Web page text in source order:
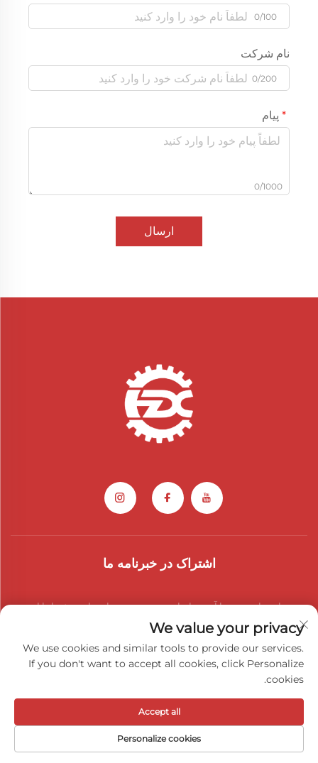
0/100
نام شرکت
0/200
پیام
0/1000
ارسال
اشتراک در خبرنامه ما
به خبرنامه ما بپیوندید تا آخرین اخبار صنعت، به‌روزرسانی‌ها و بینش‌ها را از تیم
ما دریافت کنید.
حق کپی‌رایت © 2026 شرکت قطعات خودرو گوانگشی آیوی. تمامی حقوق
محفوظ است -
سیاست حفظ حریم خصوصی
We value your privacy
We use cookies and similar tools to provide our services.
If you don't want to accept all cookies, click Personalize
cookies.
Personalize cookies
Accept all